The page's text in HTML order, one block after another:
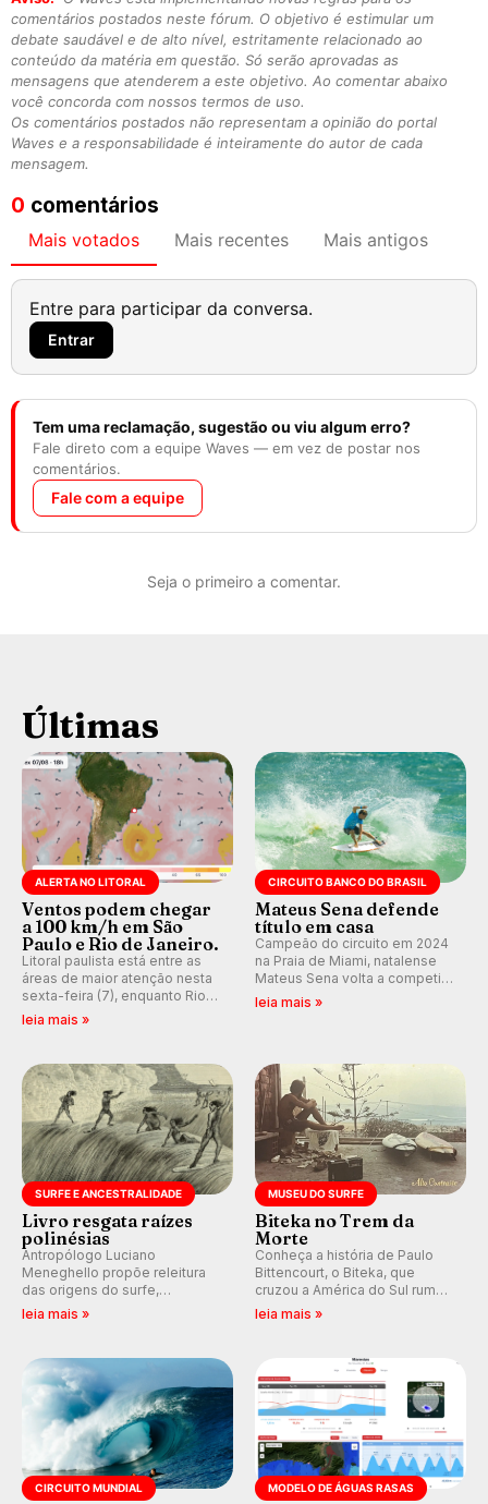
comentários postados neste fórum. O objetivo é estimular um
debate saudável e de alto nível, estritamente relacionado ao
conteúdo da matéria em questão. Só serão aprovadas as
mensagens que atenderem a este objetivo. Ao comentar abaixo
você concorda com nossos termos de uso.
Os comentários postados não representam a opinião do portal
Waves e a responsabilidade é inteiramente do autor de cada
mensagem.
0 comentários
Mais votados Mais recentes Mais antigos
Entre para participar da conversa.
Entrar
Tem uma reclamação, sugestão ou viu algum erro?
Fale direto com a equipe Waves — em vez de postar nos
comentários.
Fale com a equipe
Seja o primeiro a comentar.
Últimas
ALERTA NO LITORAL
Ventos podem chegar
a 100 km/h em São
Paulo e Rio de Janeiro.
Litoral paulista está entre as
áreas de maior atenção nesta
sexta-feira (7), enquanto Rio
de Janeiro também recebe
km/h em Itanhaém.
leia mais »
CIRCUITO BANCO DO BRASIL
Mateus Sena defende
título em casa
Campeão do circuito em 2024
na Praia de Miami, natalense
Mateus Sena volta a competir
em casa em busca de manter a
leia mais »
SURFE E ANCESTRALIDADE
Livro resgata raízes
polinésias
Antropólogo Luciano
Meneghello propõe releitura
das origens do surfe,
resgatando a cultura polinésia
prática em esporte e indústria.
leia mais »
MUSEU DO SURFE
Biteka no Trem da
Morte
Conheça a história de Paulo
Bittencourt, o Biteka, que
cruzou a América do Sul rumo
ao Pacífico em uma jornada
leia mais »
CIRCUITO MUNDIAL MODELO DE ÁGUAS RASAS